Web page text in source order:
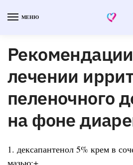
МЕНЮ
лечении
пеленочного
на фоне
1. дексапантенол 5% крем в
мазью;+